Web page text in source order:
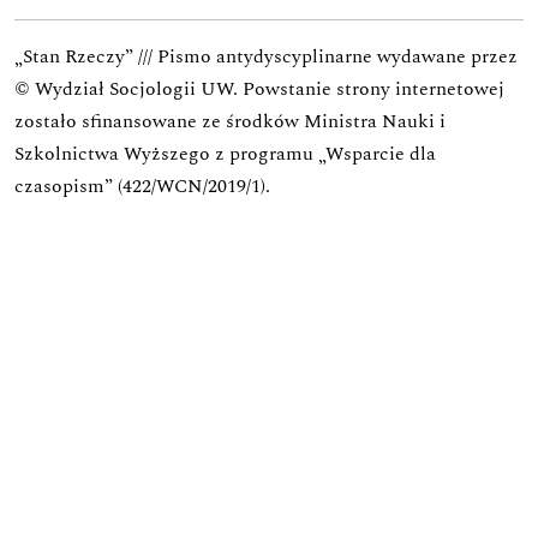
„Stan Rzeczy” /// Pismo antydyscyplinarne wydawane przez
© Wydział Socjologii UW. Powstanie strony internetowej
zostało sfinansowane ze środków Ministra Nauki i
Szkolnictwa Wyższego z programu „Wsparcie dla
czasopism” (422/WCN/2019/1).